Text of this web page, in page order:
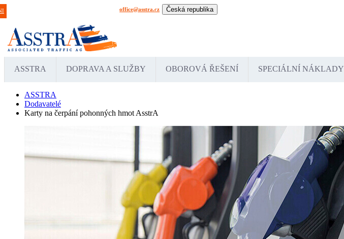
office@asstra.cz Česká republika
ASSTRA DOPRAVA A SLUŽBY OBOROVÁ ŘEŠENÍ SPECIÁLNÍ NÁKLADY
ASSTRA
Dodavatelé
Karty na čerpání pohonných hmot AsstrA